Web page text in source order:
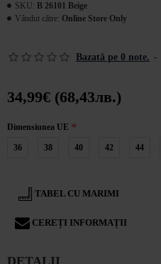
SKU: B 26101 Beige
Vândut către: Online Store Only
Bazată pe 0 note. -
34,99€ (68,43лв.)
Dimensiunea UE
36 38 40 42 44
TABEL CU MARIMI
CEREȚI INFORMAȚII
DETALII